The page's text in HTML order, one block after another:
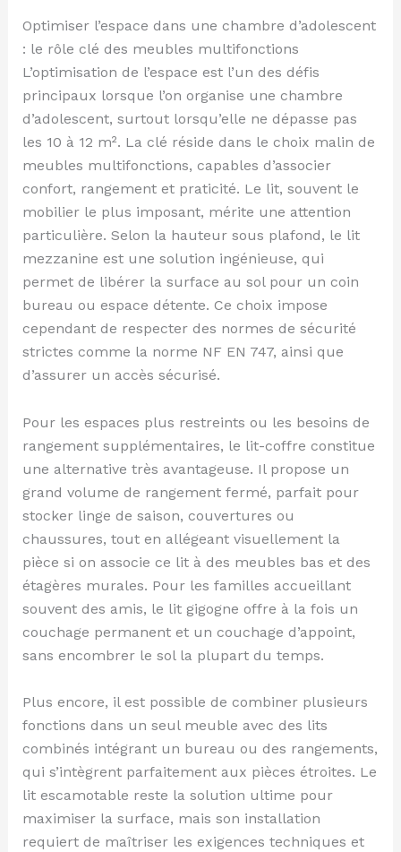
Optimiser l’espace dans une chambre d’adolescent
: le rôle clé des meubles multifonctions
L’optimisation de l’espace est l’un des défis
principaux lorsque l’on organise une chambre
d’adolescent, surtout lorsqu’elle ne dépasse pas
les 10 à 12 m². La clé réside dans le choix malin de
meubles multifonctions, capables d’associer
confort, rangement et praticité. Le lit, souvent le
mobilier le plus imposant, mérite une attention
particulière. Selon la hauteur sous plafond, le lit
mezzanine est une solution ingénieuse, qui
permet de libérer la surface au sol pour un coin
bureau ou espace détente. Ce choix impose
cependant de respecter des normes de sécurité
strictes comme la norme NF EN 747, ainsi que
d’assurer un accès sécurisé.
Pour les espaces plus restreints ou les besoins de
rangement supplémentaires, le lit-coffre constitue
une alternative très avantageuse. Il propose un
grand volume de rangement fermé, parfait pour
stocker linge de saison, couvertures ou
chaussures, tout en allégeant visuellement la
pièce si on associe ce lit à des meubles bas et des
étagères murales. Pour les familles accueillant
souvent des amis, le lit gigogne offre à la fois un
couchage permanent et un couchage d’appoint,
sans encombrer le sol la plupart du temps.
Plus encore, il est possible de combiner plusieurs
fonctions dans un seul meuble avec des lits
combinés intégrant un bureau ou des rangements,
qui s’intègrent parfaitement aux pièces étroites. Le
lit escamotable reste la solution ultime pour
maximiser la surface, mais son installation
requiert de maîtriser les exigences techniques et